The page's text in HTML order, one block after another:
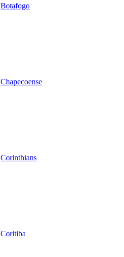
Botafogo
Chapecoense
Corinthians
Coritiba